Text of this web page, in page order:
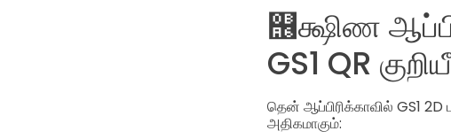
஦க்ஷிண
GS1 QR
தென் ஆப்பிரிக்காவில் GS1
அதிகமாகும்: